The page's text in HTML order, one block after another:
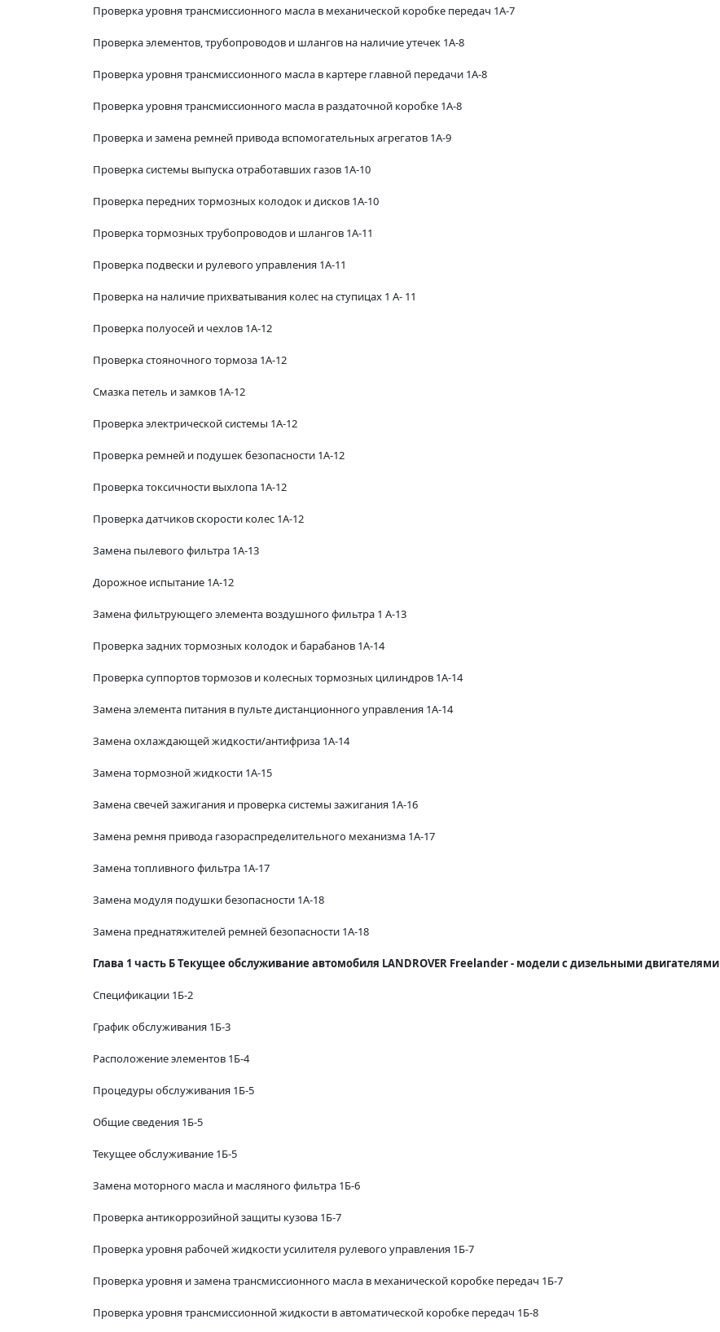
Проверка уровня трансмиссионного масла в механической коробке передач 1А-7
Проверка элементов, трубопроводов и шлангов на наличие утечек 1А-8
Проверка уровня трансмиссионного масла в картере главной передачи 1А-8
Проверка уровня трансмиссионного масла в раздаточной коробке 1А-8
Проверка и замена ремней привода вспомогательных агрегатов 1А-9
Проверка системы выпуска отработавших газов 1А-10
Проверка передних тормозных колодок и дисков 1А-10
Проверка тормозных трубопроводов и шлангов 1А-11
Проверка подвески и рулевого управления 1А-11
Проверка на наличие прихватывания колес на ступицах 1 А- 11
Проверка полуосей и чехлов 1А-12
Проверка стояночного тормоза 1А-12
Смазка петель и замков 1А-12
Проверка электрической системы 1А-12
Проверка ремней и подушек безопасности 1А-12
Проверка токсичности выхлопа 1А-12
Проверка датчиков скорости колес 1А-12
Замена пылевого фильтра 1А-13
Дорожное испытание 1А-12
Замена фильтрующего элемента воздушного фильтра 1 А-13
Проверка задних тормозных колодок и барабанов 1А-14
Проверка суппортов тормозов и колесных тормозных цилиндров 1А-14
Замена элемента питания в пульте дистанционного управления 1А-14
Замена охлаждающей жидкости/антифриза 1А-14
Замена тормозной жидкости 1А-15
Замена свечей зажигания и проверка системы зажигания 1А-16
Замена ремня привода газораспределительного механизма 1А-17
Замена топливного фильтра 1А-17
Замена модуля подушки безопасности 1А-18
Замена преднатяжителей ремней безопасности 1А-18
Глава 1 часть Б Текущее обслуживание автомобиля LANDROVER Freelander - модели с дизельными двигателями
Спецификации 1Б-2
График обслуживания 1Б-3
Расположение элементов 1Б-4
Процедуры обслуживания 1Б-5
Общие сведения 1Б-5
Текущее обслуживание 1Б-5
Замена моторного масла и масляного фильтра 1Б-6
Проверка антикоррозийной защиты кузова 1Б-7
Проверка уровня рабочей жидкости усилителя рулевого управления 1Б-7
Проверка уровня и замена трансмиссионного масла в механической коробке передач 1Б-7
Проверка уровня трансмиссионной жидкости в автоматической коробке передач 1Б-8